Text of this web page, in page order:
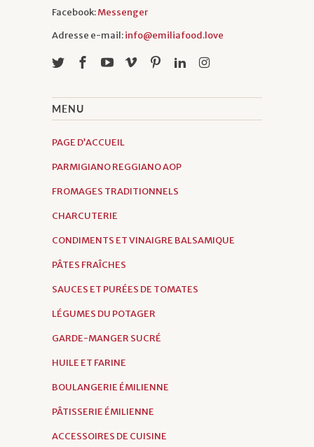
Facebook:Messenger
Adresse e-mail:info@emiliafood.love
MENU
PAGE D’ACCUEIL
PARMIGIANO REGGIANO AOP
FROMAGES TRADITIONNELS
CHARCUTERIE
CONDIMENTS ET VINAIGRE BALSAMIQUE
PÂTES FRAÎCHES
SAUCES ET PURÉES DE TOMATES
LÉGUMES DU POTAGER
GARDE-MANGER SUCRÉ
HUILE ET FARINE
BOULANGERIE ÉMILIENNE
PÂTISSERIE ÉMILIENNE
ACCESSOIRES DE CUISINE